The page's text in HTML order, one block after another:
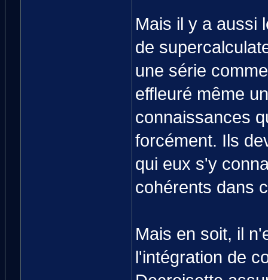
Mais il y a aussi
de
une série
effleuré même
connaissances
forcément. Ils
qui eux s'y
cohérents dans
Mais en soit, il
l'intégration de